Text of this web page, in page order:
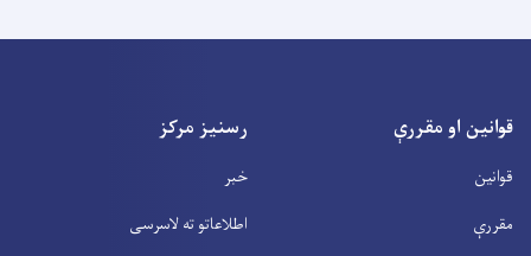
قوانین او مقررې
قوانین
مقررې
رسنیز مرکز
خبر
اطلاعاتو ته لاسرسی